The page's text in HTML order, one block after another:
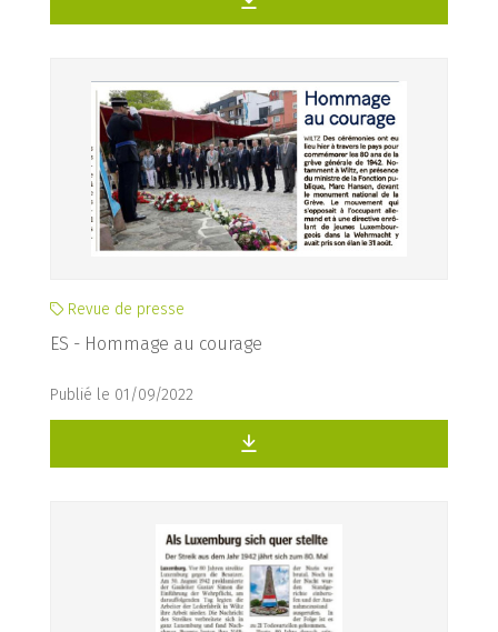
Revue de presse
ES - Hommage au courage
Publié le 01/09/2022